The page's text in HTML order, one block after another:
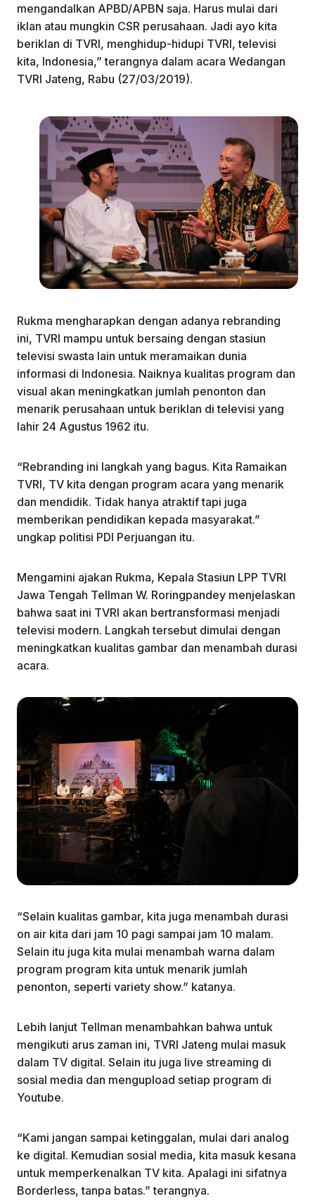
mengandalkan APBD/APBN saja. Harus mulai dari
iklan atau mungkin CSR perusahaan. Jadi ayo kita
beriklan di TVRI, menghidup-hidupi TVRI, televisi
kita, Indonesia,” terangnya dalam acara Wedangan
TVRI Jateng, Rabu (27/03/2019).
Rukma mengharapkan dengan adanya rebranding
ini, TVRI mampu untuk bersaing dengan stasiun
televisi swasta lain untuk meramaikan dunia
informasi di Indonesia. Naiknya kualitas program dan
visual akan meningkatkan jumlah penonton dan
menarik perusahaan untuk beriklan di televisi yang
lahir 24 Agustus 1962 itu.
“Rebranding ini langkah yang bagus. Kita Ramaikan
TVRI, TV kita dengan program acara yang menarik
dan mendidik. Tidak hanya atraktif tapi juga
memberikan pendidikan kepada masyarakat.”
ungkap politisi PDI Perjuangan itu.
Mengamini ajakan Rukma, Kepala Stasiun LPP TVRI
Jawa Tengah Tellman W. Roringpandey menjelaskan
bahwa saat ini TVRI akan bertransformasi menjadi
televisi modern. Langkah tersebut dimulai dengan
meningkatkan kualitas gambar dan menambah durasi
acara.
“Selain kualitas gambar, kita juga menambah durasi
on air kita dari jam 10 pagi sampai jam 10 malam.
Selain itu juga kita mulai menambah warna dalam
program program kita untuk menarik jumlah
penonton, seperti variety show.” katanya.
Lebih lanjut Tellman menambahkan bahwa untuk
mengikuti arus zaman ini, TVRI Jateng mulai masuk
dalam TV digital. Selain itu juga live streaming di
sosial media dan mengupload setiap program di
Youtube.
“Kami jangan sampai ketinggalan, mulai dari analog
ke digital. Kemudian sosial media, kita masuk kesana
untuk memperkenalkan TV kita. Apalagi ini sifatnya
Borderless, tanpa batas.” terangnya.